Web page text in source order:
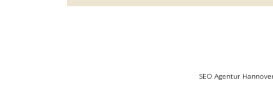
SEO Agentur